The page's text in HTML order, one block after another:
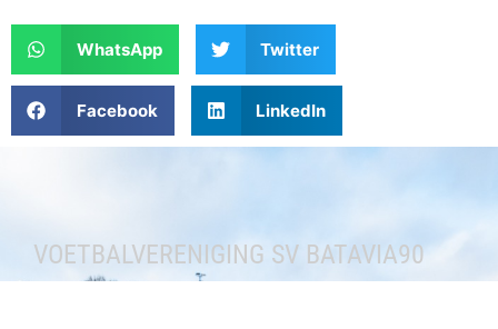
WhatsApp Twitter
Facebook LinkedIn
VOETBALVERENIGING SV BATAVIA90